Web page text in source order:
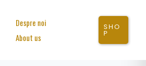
Despre noi
About us
SHO
P